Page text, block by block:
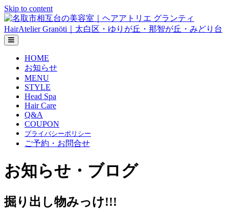
Skip to content
メ
ュ
ー
の
設
定
HOME
お知らせ
MENU
STYLE
Head Spa
Hair Care
Q&A
COUPON
プライバシーポリシー
ご予約・お問合せ
お知らせ・ブログ
掘り出し物みっけ!!!